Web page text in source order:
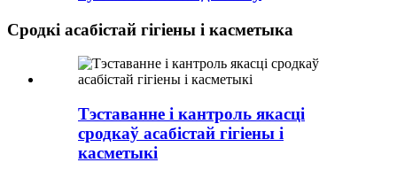
Сродкі асабістай гігіены і касметыка
Тэставанне і кантроль якасці
сродкаў асабістай гігіены і
касметыкі